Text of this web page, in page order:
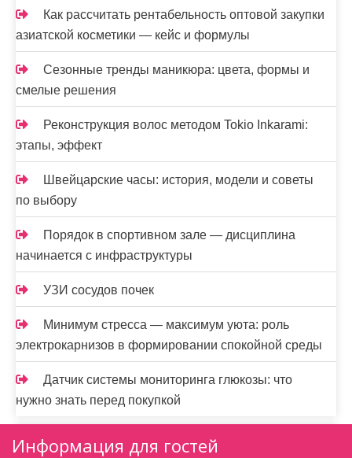
Как рассчитать рентабельность оптовой закупки
азиатской косметики — кейс и формулы
Сезонные тренды маникюра: цвета, формы и
смелые решения
Реконструкция волос методом Tokio Inkarami:
этапы, эффект
Швейцарские часы: история, модели и советы
по выбору
Порядок в спортивном зале — дисциплина
начинается с инфраструктуры
УЗИ сосудов почек
Минимум стресса — максимум уюта: роль
электрокарнизов в формировании спокойной среды
Датчик системы мониторинга глюкозы: что
нужно знать перед покупкой
Информация для гостей